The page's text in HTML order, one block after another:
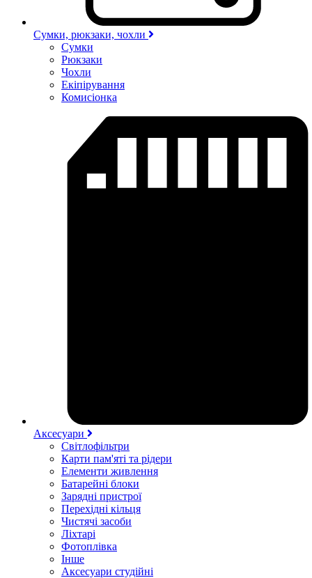
Сумки, рюкзаки, чохли
Сумки
Рюкзаки
Чохли
Екіпірування
Комисіонка
Аксесуари
Світлофільтри
Карти пам'яті та рідери
Елементи живлення
Батарейні блоки
Зарядні пристрої
Перехідні кільця
Чистячі засоби
Ліхтарі
Фотоплівка
Інше
Аксесуари студійні